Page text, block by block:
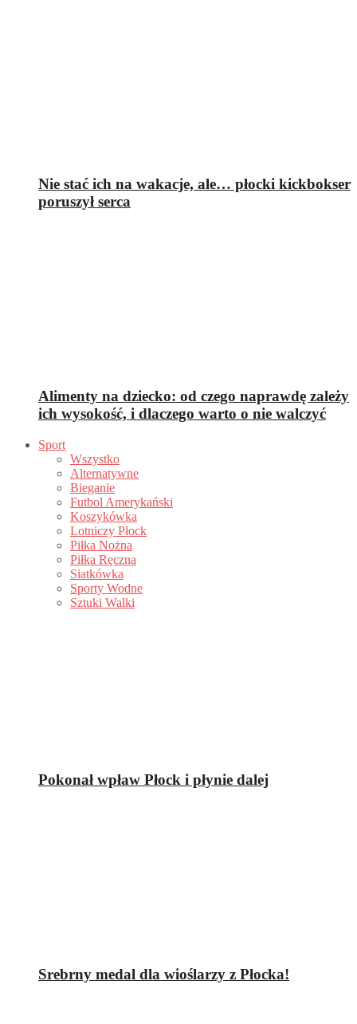
Nie stać ich na wakacje, ale… płocki kickbokser
poruszył serca
Alimenty na dziecko: od czego naprawdę zależy
ich wysokość, i dlaczego warto o nie walczyć
Sport
Wszystko
Alternatywne
Bieganie
Futbol Amerykański
Koszykówka
Lotniczy Płock
Piłka Nożna
Piłka Ręczna
Siatkówka
Sporty Wodne
Sztuki Walki
Pokonał wpław Płock i płynie dalej
Srebrny medal dla wioślarzy z Płocka!